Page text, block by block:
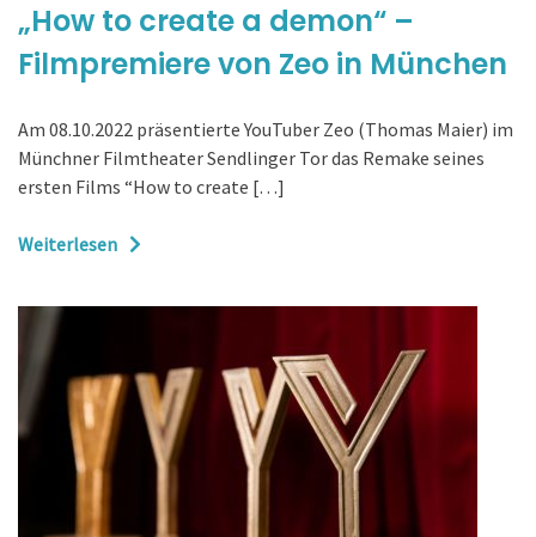
„How to create a demon“ –
Filmpremiere von Zeo in München
Am 08.10.2022 präsentierte YouTuber Zeo (Thomas Maier) im
Münchner Filmtheater Sendlinger Tor das Remake seines
ersten Films “How to create […]
Weiterlesen